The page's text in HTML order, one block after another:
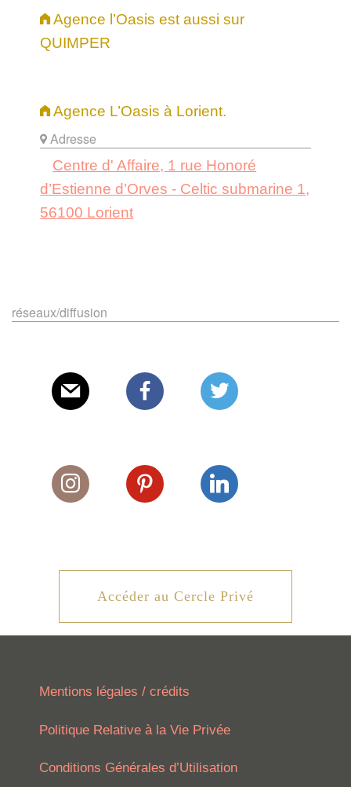
Agence l’Oasis est aussi sur
QUIMPER
Agence L’Oasis à Lorient.
Adresse
Centre d' Affaire, 1 rue Honoré
d’Estienne d’Orves - Celtic submarine 1,
56100 Lorient
réseaux/diffusion
Accéder au Cercle Privé
Mentions légales / crédits
Politique Relative à la Vie Privée
Conditions Générales d’Utilisation